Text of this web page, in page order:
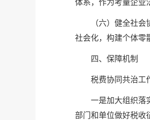
体系，作为考量企业
（六）健全社
社会化，构建个体零
四、保障机制
税费协同共治工
一是加大组织落
部门和单位做好税收